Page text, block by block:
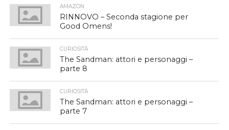
AMAZON
RINNOVO – Seconda stagione per
Good Omens!
CURIOSITÀ
The Sandman: attori e personaggi –
parte 8
CURIOSITÀ
The Sandman: attori e personaggi –
parte 7